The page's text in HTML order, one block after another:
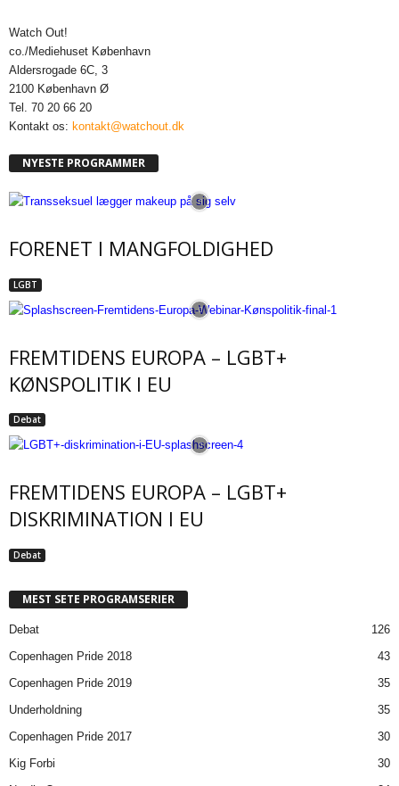
Watch Out!
co./Mediehuset København
Aldersrogade 6C, 3
2100 København Ø
Tel. 70 20 66 20
Kontakt os: kontakt@watchout.dk
NYESTE PROGRAMMER
FORENET I MANGFOLDIGHED
LGBT
FREMTIDENS EUROPA – LGBT+
KØNSPOLITIK I EU
Debat
FREMTIDENS EUROPA – LGBT+
DISKRIMINATION I EU
Debat
MEST SETE PROGRAMSERIER
Debat
126
Copenhagen Pride 2018
43
Copenhagen Pride 2019
35
Underholdning
35
Copenhagen Pride 2017
30
Kig Forbi
30